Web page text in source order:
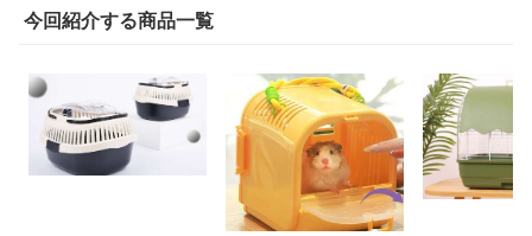
今回紹介する商品一覧